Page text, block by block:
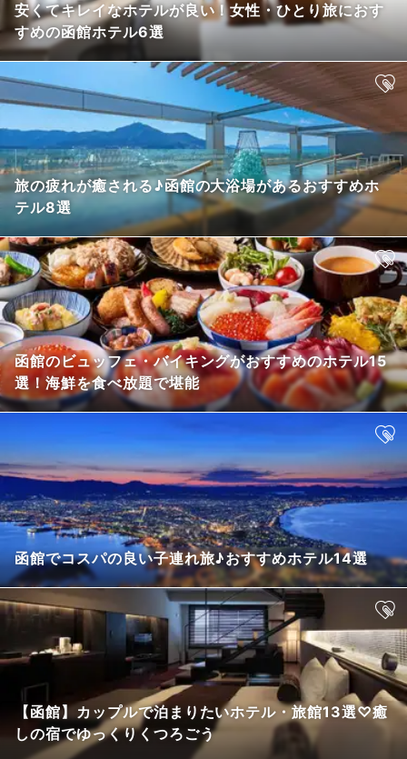
安くてキレイなホテルが良い！女性・ひとり旅におす
すめの函館ホテル6選
旅の疲れが癒される♪函館の大浴場があるおすすめホ
テル8選
函館のビュッフェ・バイキングがおすすめのホテル15
選！海鮮を食べ放題で堪能
函館でコスパの良い子連れ旅♪おすすめホテル14選
【函館】カップルで泊まりたいホテル・旅館13選♡癒
しの宿でゆっくりくつろごう